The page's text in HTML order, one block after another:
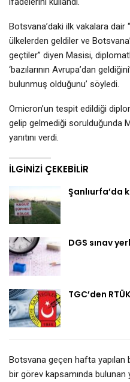
Botsvana’daki ilk vakalara
ülkelerden geldiler ve
geçtiler” diyen Masisi,
‘bazılarının Avrupa’dan
bulunmuş olduğunu’ söyledi.
Omicron’un tespit edildiği
gelip gelmediği sorulduğunda
yanıtını verdi.
İLGINIZI ÇEKEBILIR
Şanlıurfa’da
DGS sınav
TGC’den
Botsvana geçen hafta yapılan
bir görev kapsamında